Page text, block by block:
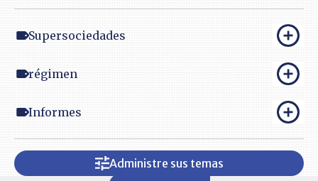
Supersociedades
régimen
Informes
Administre sus temas